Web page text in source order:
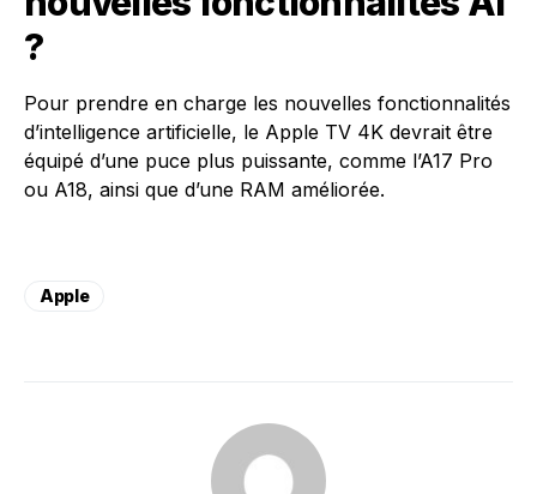
?
Pour prendre en charge les nouvelles fonctionnalités
d’intelligence artificielle, le Apple TV 4K devrait être
équipé d’une puce plus puissante, comme l’A17 Pro
ou A18, ainsi que d’une RAM améliorée.
Apple